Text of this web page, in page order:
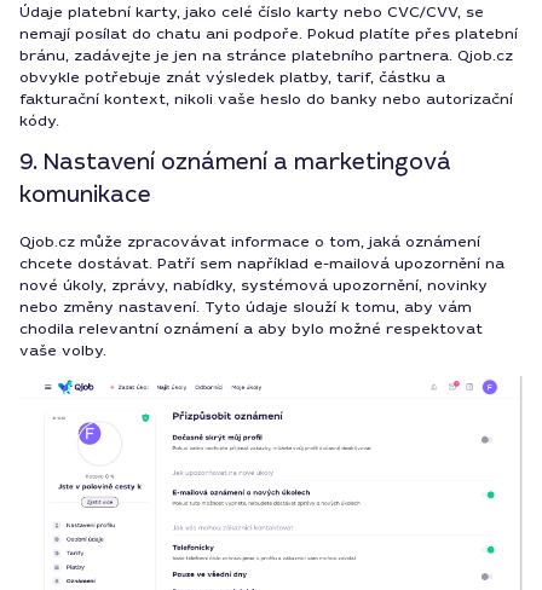
Údaje platební karty, jako celé číslo karty nebo CVC/CVV, se
nemají posílat do chatu ani podpoře. Pokud platíte přes platební
bránu, zadávejte je jen na stránce platebního partnera. Qjob.cz
obvykle potřebuje znát výsledek platby, tarif, částku a
fakturační kontext, nikoli vaše heslo do banky nebo autorizační
kódy.
9. Nastavení oznámení a marketingová
komunikace
Qjob.cz může zpracovávat informace o tom, jaká oznámení
chcete dostávat. Patří sem například e-mailová upozornění na
nové úkoly, zprávy, nabídky, systémová upozornění, novinky
nebo změny nastavení. Tyto údaje slouží k tomu, aby vám
chodila relevantní oznámení a aby bylo možné respektovat
vaše volby.